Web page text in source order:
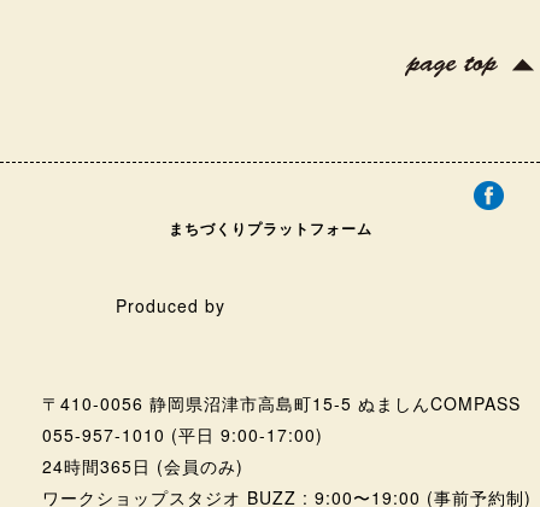
まちづくりプラットフォーム
Produced by
〒410-0056 静岡県沼津市高島町15-5 ぬましんCOMPASS
055-957-1010 (平日 9:00-17:00)
24時間365日 (会員のみ)
ワークショップスタジオ BUZZ : 9:00〜19:00 (事前予約制)